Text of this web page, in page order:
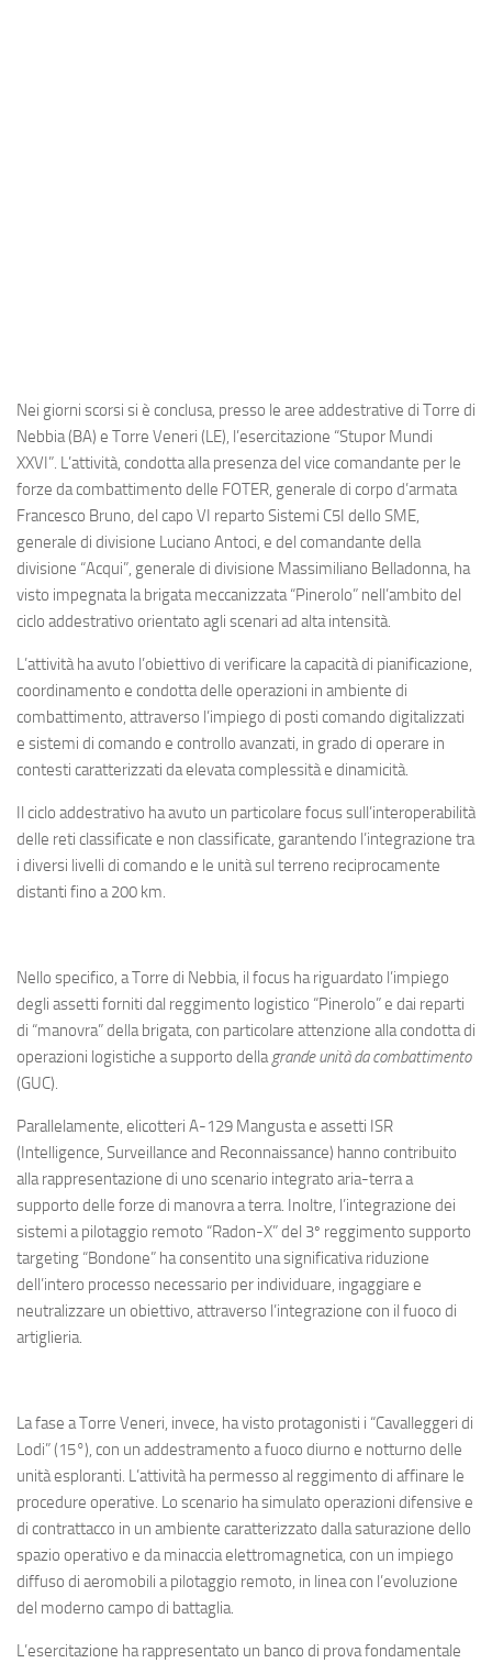
Incidenti
Industria
Eventi
Nei giorni scorsi si è conclusa, presso le aree addestrative di Torre di
Nebbia (BA) e Torre Veneri (LE), l’esercitazione “Stupor Mundi
XXVI”. L’attività, condotta alla presenza del vice comandante per le
forze da combattimento delle FOTER, generale di corpo d’armata
Francesco Bruno, del capo VI reparto Sistemi C5I dello SME,
generale di divisione Luciano Antoci, e del comandante della
divisione “Acqui”, generale di divisione Massimiliano Belladonna, ha
visto impegnata la brigata meccanizzata “Pinerolo” nell’ambito del
ciclo addestrativo orientato agli scenari ad alta intensità.
L’attività ha avuto l’obiettivo di verificare la capacità di pianificazione,
coordinamento e condotta delle operazioni in ambiente di
combattimento, attraverso l’impiego di posti comando digitalizzati
e sistemi di comando e controllo avanzati, in grado di operare in
contesti caratterizzati da elevata complessità e dinamicità.
Il ciclo addestrativo ha avuto un particolare focus sull’interoperabilità
delle reti classificate e non classificate, garantendo l’integrazione tra
i diversi livelli di comando e le unità sul terreno reciprocamente
distanti fino a 200 km.
Nello specifico, a Torre di Nebbia, il focus ha riguardato l’impiego
degli assetti forniti dal reggimento logistico “Pinerolo” e dai reparti
di “manovra” della brigata, con particolare attenzione alla condotta di
operazioni logistiche a supporto dellagrande unità da combattimento
(GUC).
Parallelamente, elicotteri A-129 Mangusta e assetti ISR
(Intelligence, Surveillance and Reconnaissance) hanno contribuito
alla rappresentazione di uno scenario integrato aria-terra a
supporto delle forze di manovra a terra. Inoltre, l’integrazione dei
sistemi a pilotaggio remoto “Radon-X” del 3º reggimento supporto
targeting “Bondone” ha consentito una significativa riduzione
dell’intero processo necessario per individuare, ingaggiare e
neutralizzare un obiettivo, attraverso l’integrazione con il fuoco di
artiglieria.
La fase a Torre Veneri, invece, ha visto protagonisti i “Cavalleggeri di
Lodi” (15°), con un addestramento a fuoco diurno e notturno delle
unità esploranti. L’attività ha permesso al reggimento di affinare le
procedure operative. Lo scenario ha simulato operazioni difensive e
di contrattacco in un ambiente caratterizzato dalla saturazione dello
spazio operativo e da minaccia elettromagnetica, con un impiego
diffuso di aeromobili a pilotaggio remoto, in linea con l’evoluzione
del moderno campo di battaglia.
L’esercitazione ha rappresentato un banco di prova fondamentale